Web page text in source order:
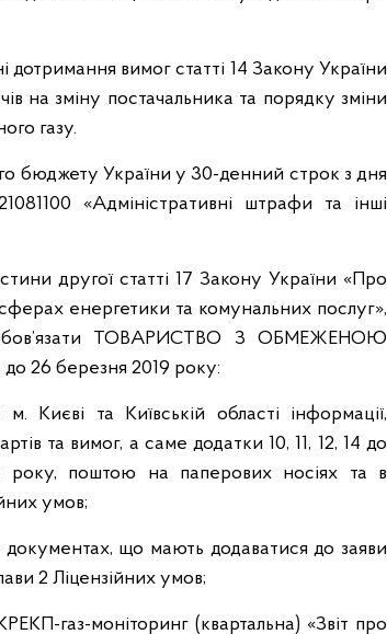
дотримання вимог статті 14 Закону України
на зміну постачальника та порядку зміни
газу.
бюджету України у 30-денний строк з дня
«Адміністративні штрафи та інші
другої статті 17 Закону України «Про
енергетики та комунальних послуг»,
ТОВАРИСТВО З ОБМЕЖЕНОЮ
26 березня 2019 року:
та Київській області інформації,
та вимог, а саме додатки 10, 11, 12, 14 до
року, поштою на паперових носіях та в
умов;
що мають додаватися до заяви
2 Ліцензійних умов;
газ-моніторинг (квартальна) «Звіт про